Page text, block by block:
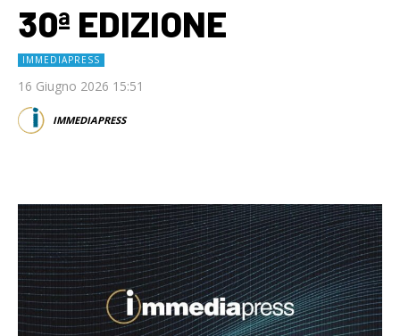
30ª EDIZIONE
IMMEDIAPRESS
16 Giugno 2026 15:51
IMMEDIAPRESS